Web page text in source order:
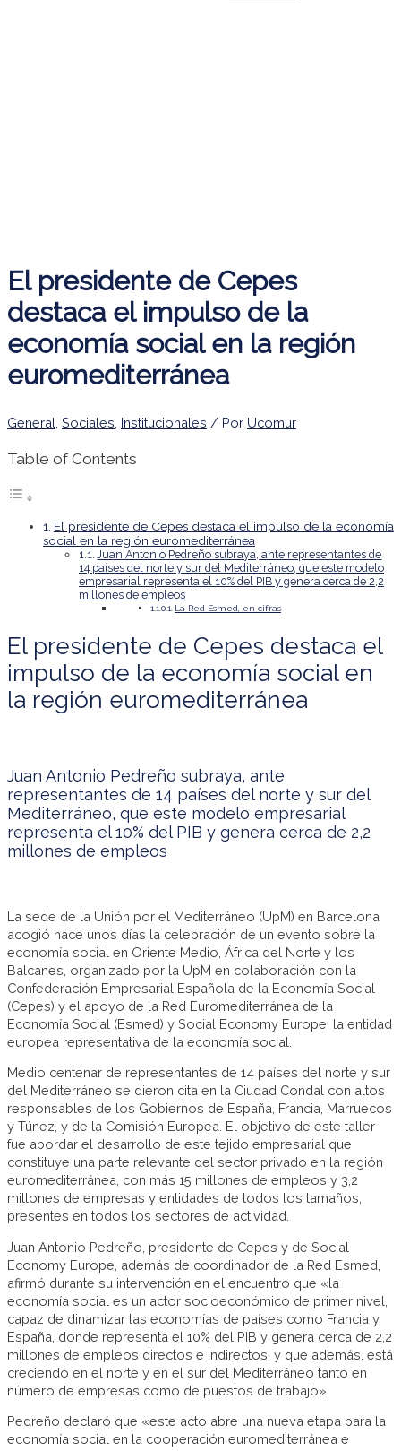
El presidente de Cepes
destaca el impulso de la
economía social en la región
euromediterránea
General Sociales Institucionales / Por Ucomur
Table of Contents
El presidente de Cepes destaca el impulso de la economía
social en la región euromediterránea
Juan Antonio Pedreño subraya, ante representantes de
14 países del norte y sur del Mediterráneo, que este modelo
empresarial representa el 10% del PIB y genera cerca de 2,2
millones de empleos
La Red Esmed, en cifras
El presidente de Cepes destaca el
impulso de la economía social en
la región euromediterránea
Juan Antonio Pedreño subraya, ante
representantes de 14 países del norte y sur del
Mediterráneo, que este modelo empresarial
representa el 10% del PIB y genera cerca de 2,2
millones de empleos
La sede de la Unión por el Mediterráneo (UpM) en Barcelona
acogió hace unos días la celebración de un evento sobre la
economía social en Oriente Medio, África del Norte y los
Balcanes, organizado por la UpM en colaboración con la
Confederación Empresarial Española de la Economía Social
(Cepes) y el apoyo de la Red Euromediterránea de la
Economía Social (Esmed) y Social Economy Europe, la entidad
europea representativa de la economía social.
Medio centenar de representantes de 14 países del norte y sur
del Mediterráneo se dieron cita en la Ciudad Condal con altos
responsables de los Gobiernos de España, Francia, Marruecos
y Túnez, y de la Comisión Europea. El objetivo de este taller
fue abordar el desarrollo de este tejido empresarial que
constituye una parte relevante del sector privado en la región
euromediterránea, con más 15 millones de empleos y 3,2
millones de empresas y entidades de todos los tamaños,
presentes en todos los sectores de actividad.
Juan Antonio Pedreño, presidente de Cepes y de Social
Economy Europe, además de coordinador de la Red Esmed,
afirmó durante su intervención en el encuentro que «la
economía social es un actor socioeconómico de primer nivel,
capaz de dinamizar las economías de países como Francia y
España, donde representa el 10% del PIB y genera cerca de 2,2
millones de empleos directos e indirectos, y que además, está
creciendo en el norte y en el sur del Mediterráneo tanto en
número de empresas como de puestos de trabajo».
Pedreño declaró que «este acto abre una nueva etapa para la
economía social en la cooperación euromediterránea e